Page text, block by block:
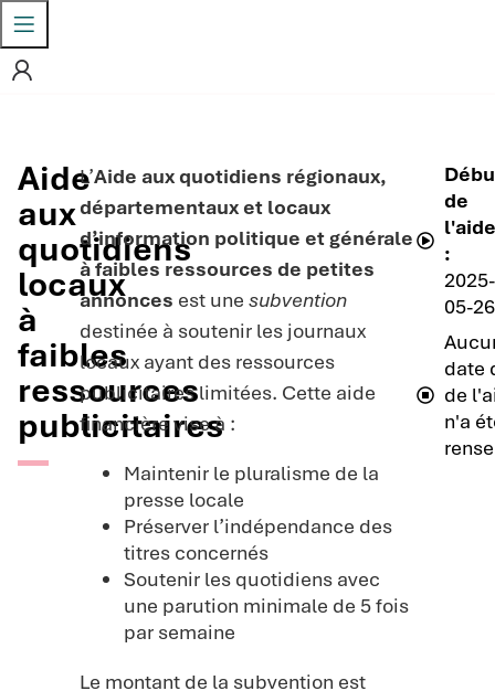
Aide
aux
quotidiens
locaux
à
faibles
ressources
publicitaires
L’Aide aux quotidiens régionaux,
départementaux et locaux
d’information politique et générale
à faibles ressources de petites
annonces est unesubvention
destinée à soutenir les journaux
locaux ayant des ressources
publicitaires limitées. Cette aide
financière vise à :
Maintenir le pluralisme de la
presse locale
Préserver l’indépendance des
titres concernés
Soutenir les quotidiens avec
une parution minimale de 5 fois
par semaine
Le montant de la subvention est
de
l'aide
:
2025-
05-26
date
de
n'a